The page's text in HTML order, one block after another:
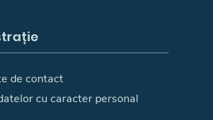
de contact
cu caracter personal